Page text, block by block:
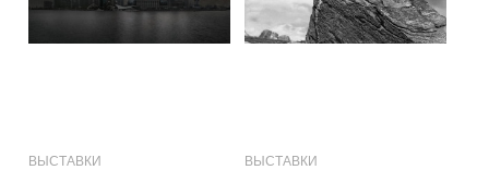
ВЫСТАВКИ ВЫСТАВКИ